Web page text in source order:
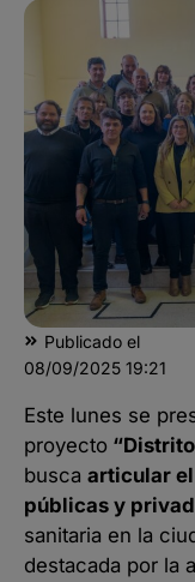
Publicado el
08/09/2025 19:21
Este lunes se
proyecto
busca articular
públicas y
sanitaria en la
destacada por la